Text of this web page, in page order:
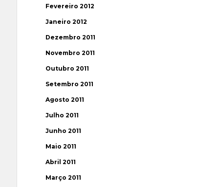
Fevereiro 2012
Janeiro 2012
Dezembro 2011
Novembro 2011
Outubro 2011
Setembro 2011
Agosto 2011
Julho 2011
Junho 2011
Maio 2011
Abril 2011
Março 2011